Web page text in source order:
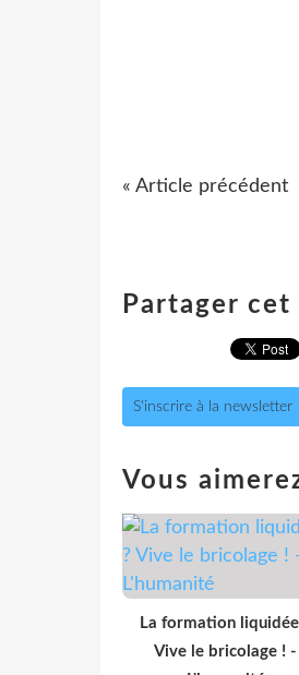
« Article précédent
Partager
S'inscrire à la newsletter
Vous
La formation
Vive le bricolage ! -